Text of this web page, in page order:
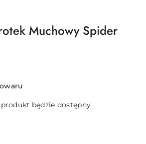
Muchowy Spider
będzie dostępny